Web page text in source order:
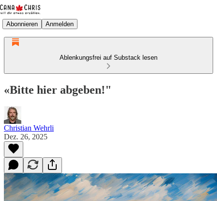
Abonnieren Anmelden
Ablenkungsfrei auf Substack lesen
«Bitte hier abgeben!"
Christian Wehrli
Dez. 26, 2025